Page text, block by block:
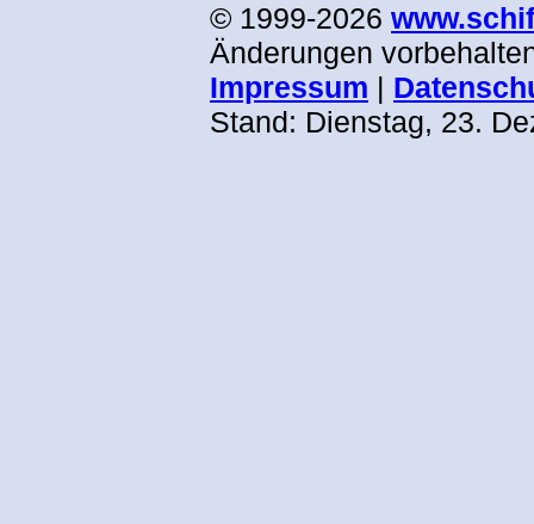
© 1999-2026
Änderungen
Impressum |
Stand: Dienstag, 23.